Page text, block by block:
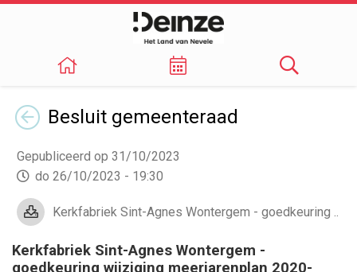
TerugBesluit gemeenteraad
Gepubliceerd op 31/10/2023
do 26/10/2023 - 19:30
Kerkfabriek Sint-Agnes Wontergem - goedkeuring ..
Kerkfabriek Sint-Agnes Wontergem -
goedkeuring wijziging meerjarenplan 2020-